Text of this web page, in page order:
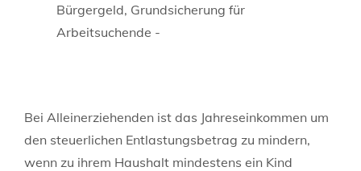
Bürgergeld, Grundsicherung für
Arbeitsuchende -
Bei Alleinerziehenden ist das Jahreseinkommen um
den steuerlichen Entlastungsbetrag zu mindern,
wenn zu ihrem Haushalt mindestens ein Kind